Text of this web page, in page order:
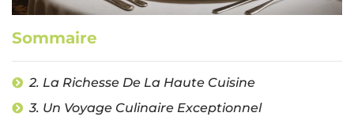
Sommaire
2. La Richesse De La Haute Cuisine
3. Un Voyage Culinaire Exceptionnel